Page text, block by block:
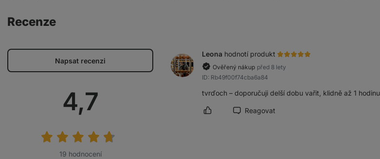
Recenze
Napsat recenzi
Průměrné
hodnocení:
4,7
19 hodnocení
Leona hodnotí produkt
Ověřený nákup před 8 lety
ID: Rb49f00f74cba6a84
tvrďoch – doporučuji delší dobu vařit, klidně až 1
Označit recenzi jako přínosnou
Reagovat